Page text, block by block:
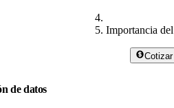
Cotizar
de datos